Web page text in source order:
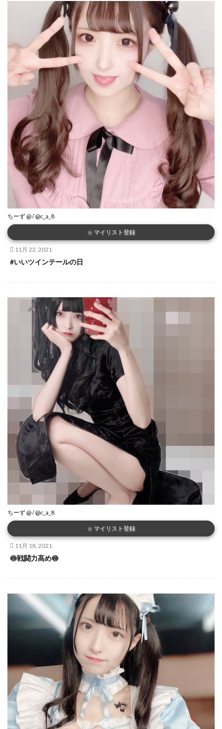
ちーず @ / @c_a_8
★ マイリスト登録
11月 22, 2021
#いいツインテールの日
ちーず @ / @c_a_8
★ マイリスト登録
11月 18, 2021
🍥戦闘力高め🍥